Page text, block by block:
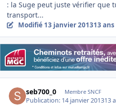
: la Suge peut juste vérifier que
transport...
Modifié 13 janvier 201313 ans
seb700_0 Membre SNCF
Publication: 14 janvier 201313